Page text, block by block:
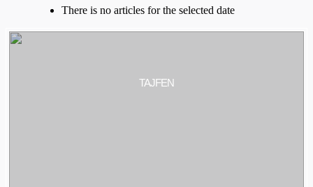
There is no articles for the selected date
TAJFEN